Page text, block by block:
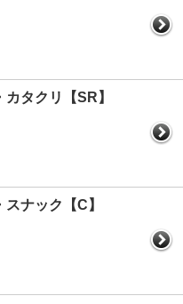
タクリ【SR】
ナック【C】